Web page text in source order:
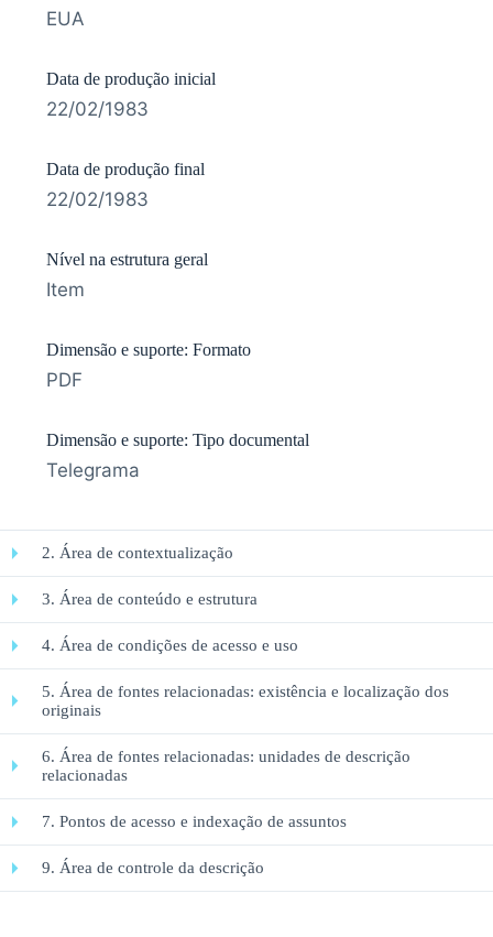
EUA
Data de produção inicial
22/02/1983
Data de produção final
22/02/1983
Nível na estrutura geral
Item
Dimensão e suporte: Formato
PDF
Dimensão e suporte: Tipo documental
Telegrama
2. Área de contextualização
3. Área de conteúdo e estrutura
4. Área de condições de acesso e uso
5. Área de fontes relacionadas: existência e localização dos
originais
6. Área de fontes relacionadas: unidades de descrição
relacionadas
7. Pontos de acesso e indexação de assuntos
9. Área de controle da descrição